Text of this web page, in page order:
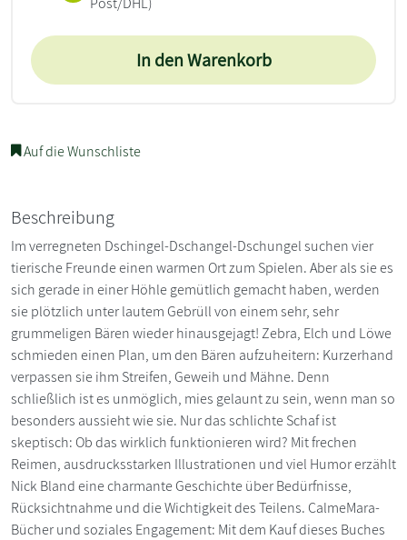
In den Warenkorb
Auf die Wunschliste
Beschreibung
Im verregneten Dschingel-Dschangel-Dschungel suchen vier
tierische Freunde einen warmen Ort zum Spielen. Aber als sie es
sich gerade in einer Höhle gemütlich gemacht haben, werden
sie plötzlich unter lautem Gebrüll von einem sehr, sehr
grummeligen Bären wieder hinausgejagt! Zebra, Elch und Löwe
schmieden einen Plan, um den Bären aufzuheitern: Kurzerhand
verpassen sie ihm Streifen, Geweih und Mähne. Denn
schließlich ist es unmöglich, mies gelaunt zu sein, wenn man so
besonders aussieht wie sie. Nur das schlichte Schaf ist
skeptisch: Ob das wirklich funktionieren wird? Mit frechen
Reimen, ausdrucksstarken Illustrationen und viel Humor erzählt
Nick Bland eine charmante Geschichte über Bedürfnisse,
Rücksichtnahme und die Wichtigkeit des Teilens. CalmeMara-
Bücher und soziales Engagement: Mit dem Kauf dieses Buches